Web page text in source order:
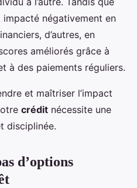
négativement en
d’autres, en
améliorés grâce à
à des paiements réguliers.
et maîtriser l’impact
crédit nécessite une
disciplinée.
d’options